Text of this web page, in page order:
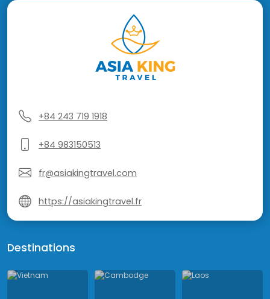
+84 243 719 1918
+84 983150513
fr@asiakingtravel.com
https://asiakingtravel.fr
Destinations